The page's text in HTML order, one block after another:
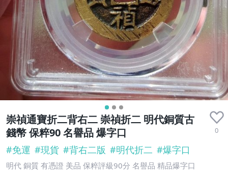
崇禎通寶折二背右二 崇禎折二 明代銅質古
錢幣 保粹90 名譽品 爆字口
0
#免運 #現貨 #背右二版 #明代折二 #爆字口
明代 銅質 有憑證 美品 保粹評級90分 名譽品 精品爆字口